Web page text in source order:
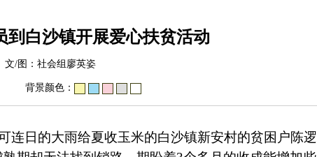
到白沙镇开展爱心扶贫活动
/图：社会组廖英姿
背景颜色：
连日的大雨给夏收玉米的白沙镇新安村的贫困户陈逻